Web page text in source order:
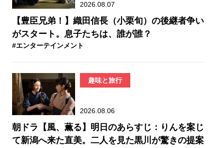
2026.08.07
【豊臣兄弟！】織田信長（小栗旬）の後継者争い
がスタート。息子たちは、誰が誰？
#エンターテインメント
趣味と旅行
2026.08.06
朝ドラ【風、薫る】明日のあらすじ：​りんを案じ
て新潟へ来た直美。二人を見た黒川が驚きの提案